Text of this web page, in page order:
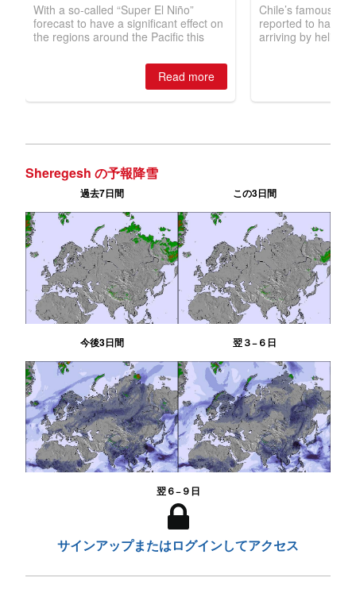
Sheregesh の予報降雪
過去7日間 この3日間
今後3日間 翌３−６日
翌６−９日
サインアップまたはログインしてアクセス